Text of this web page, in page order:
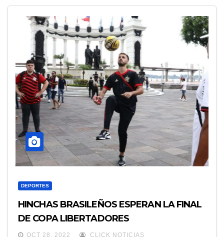
DEPORTES
HINCHAS BRASILEÑOS ESPERAN LA FINAL
DE COPA LIBERTADORES
OCT 28, 2022 CLICK NOTICIAS